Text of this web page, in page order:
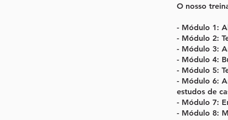
O nosso
- Módulo 1:
- Módulo 2:
- Módulo 3:
- Módulo 4:
- Módulo 5:
- Módulo 6:
estudos de
- Módulo 7:
- Módulo 8: